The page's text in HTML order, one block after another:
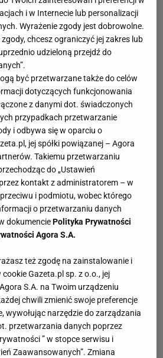
miejsce w muzycznych
skierowanych do dzieci i
się na nauce języków obcych
angielskim, włoskim i
uczyła się śpiewu i tańca
Shakira podpisała z wytwórnią
w 1991 roku wydała debiutancki
płyta - “Peligro” ukazała się dwa
trzeci album Shakiry,
odniósł sukces.”?Dónde
czwarty album Shakiry (ukazał się
on pozycję piosenkarki na
rynku muzycznym. Koncert MTV
w 1999 roku przyniósł jej
roku Shakira wydała album
nim przeboje “Whenever,
oraz “Underneath Your Clothes”. Te
przyniosły Shakirze ogromny
w Europie i Stanach
albumy piosenkarki to: “Fijación
i w Internecie lub personalizacji
Wyrażenie zgody jest dobrowolne.
chcesz ograniczyć jej zakres lub
udzieloną przejdź do
być przetwarzane także do celów
dotyczących funkcjonowania
z danymi dot. świadczonych
przypadkach przetwarzanie
i odbywa się w oparciu o
jej spółki powiązanej – Agora
Takiemu przetwarzaniu
do „Ustawień
kontakt z administratorem – w
i podmiotu, wobec którego
o przetwarzaniu danych
dokumenciePolityka Prywatności
Agora S.A.
też zgodę na zainstalowanie i
Gazeta.pl sp. z o.o., jej
S.A. na Twoim urządzeniu
chwili zmienić swoje preferencje
wywołując narzędzie do zarządzania
przetwarzania danych poprzez
” w stopce serwisu i
Zaawansowanych”. Zmiana